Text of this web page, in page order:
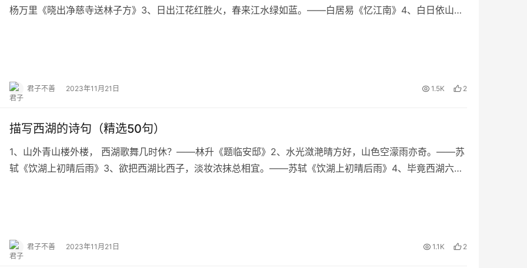
杨万里《晓出净慈寺送林子方》3、日出江花红胜火，春来江水绿如蓝。——白居易《忆江南》4、白日依山
君子不善 2023年11月21日 1.5K 2
描写西湖的诗句（精选50句）
1、山外青山楼外楼， 西湖歌舞几时休？——林升《题临安邸》2、水光潋滟晴方好，山色空濛雨亦奇。——苏
轼《饮湖上初晴后雨》3、欲把西湖比西子，淡妆浓抹总相宜。——苏轼《饮湖上初晴后雨》4、毕竟西湖六月
君子不善 2023年11月21日 1.1K 2